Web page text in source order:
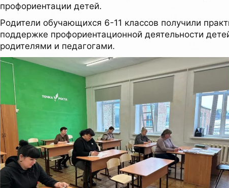
профориентации детей.
Родители обучающихся 6-11 классов получили
поддержке профориентационной деятельности
родителями и педагогами.